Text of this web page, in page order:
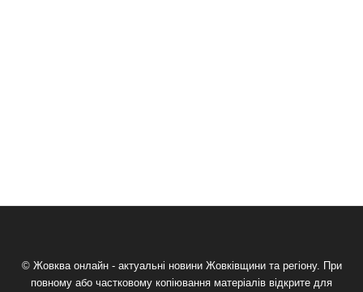
© Жовква онлайн - актуальні новини Жовківщини та регіону. При
повному або частковому копіювання матеріалів відкрите для